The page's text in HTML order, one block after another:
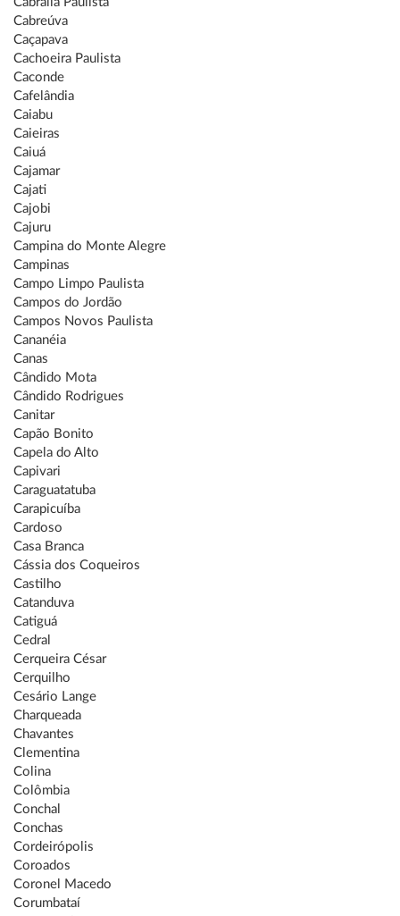
Cabreúva
Caçapava
Cachoeira Paulista
Caconde
Cafelândia
Caiabu
Caieiras
Caiuá
Cajamar
Cajati
Cajobi
Cajuru
Campina do Monte Alegre
Campinas
Campo Limpo Paulista
Campos do Jordão
Campos Novos Paulista
Cananéia
Canas
Cândido Mota
Cândido Rodrigues
Canitar
Capão Bonito
Capela do Alto
Capivari
Caraguatatuba
Carapicuíba
Cardoso
Casa Branca
Cássia dos Coqueiros
Castilho
Catanduva
Catiguá
Cedral
Cerqueira César
Cerquilho
Cesário Lange
Charqueada
Chavantes
Clementina
Colina
Colômbia
Conchal
Conchas
Cordeirópolis
Coroados
Coronel Macedo
Corumbataí